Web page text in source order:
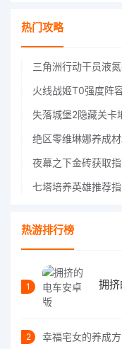
热门攻略
失落城堡2隐藏关卡
绝区零维琳娜养成
热游排行榜
1
2 幸福宅女的养成